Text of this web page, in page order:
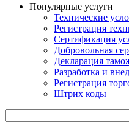
Популярные услуги
Технические
Регистрация
Сертификация
Добровольная
Декларация
Разработка и
Регистрация
Штрих коды